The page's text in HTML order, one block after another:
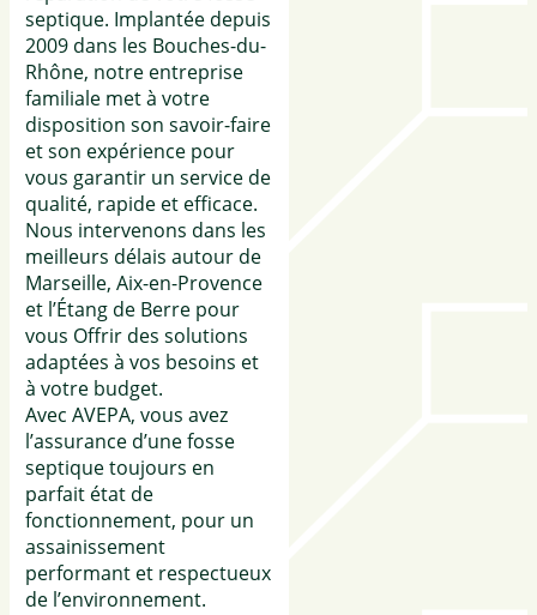
septique. Implantée depuis
2009 dans les Bouches-du-
Rhône, notre entreprise
familiale met à votre
disposition son savoir-faire
et son expérience pour
vous garantir un service de
qualité, rapide et efficace.
Nous intervenons dans les
meilleurs délais autour de
Marseille, Aix-en-Provence
et l’Étang de Berre pour
vous Offrir des solutions
adaptées à vos besoins et
à votre budget.
Avec AVEPA, vous avez
l’assurance d’une fosse
septique toujours en
parfait état de
fonctionnement, pour un
assainissement
performant et respectueux
de l’environnement.